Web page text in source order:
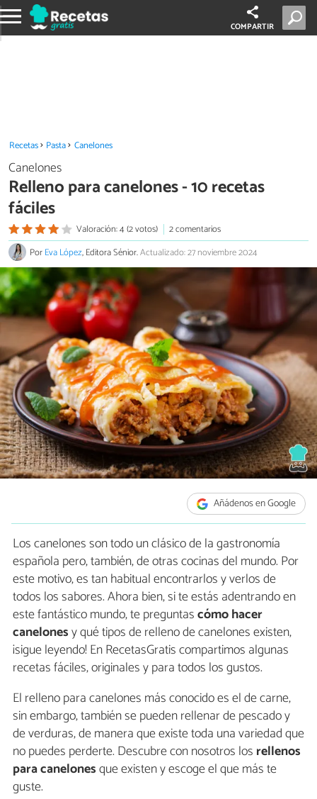
COMPARTIR
Recetas Pasta Canelones
Canelones
Relleno para canelones - 10 recetas
fáciles
Valoración: 4 (2 votos)
2 comentarios
PorEva López, Editora Sénior.Actualizado: 27 noviembre 2024
Añádenos en Google
Los canelones son todo un clásico de la gastronomía
española pero, también, de otras cocinas del mundo. Por
este motivo, es tan habitual encontrarlos y verlos de
todos los sabores. Ahora bien, si te estás adentrando en
este fantástico mundo, te preguntascómo hacer
canelonesy qué tipos de relleno de canelones existen,
¡sigue leyendo! En RecetasGratis compartimos algunas
recetas fáciles, originales y para todos los gustos.
El relleno para canelones más conocido es el de carne,
sin embargo, también se pueden rellenar de pescado y
de verduras, de manera que existe toda una variedad que
no puedes perderte. Descubre con nosotros los rellenos
para canelonesque existen y escoge el que más te
guste.